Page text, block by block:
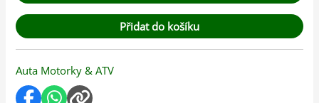
Přidat do košíku
Auta Motorky & ATV